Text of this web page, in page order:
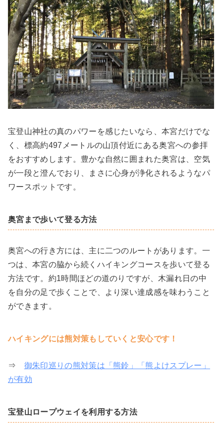
宝登山神社の真のパワーを感じたいなら、本宮だけでな
く、標高約497メートルの山頂付近にある奥宮への参拝
をおすすめします。豊かな自然に囲まれた奥宮は、空気
が一段と澄んでおり、まさに心身が浄化されるようなパ
ワースポットです。
奥宮まで歩いて登る方法
奥宮への行き方には、主に二つのルートがあります。一
つは、本宮の脇から続くハイキングコースを歩いて登る
方法です。約1時間ほどの道のりですが、木漏れ日の中
を自分の足で歩くことで、より深い達成感を味わうこと
ができます。
ハイキングには熊対策もしていくと安心です！
⇒ 御朱印巡りの熊対策は「熊鈴」「熊よけスプレー」
が有効
宝登山ロープウェイを利用する方法